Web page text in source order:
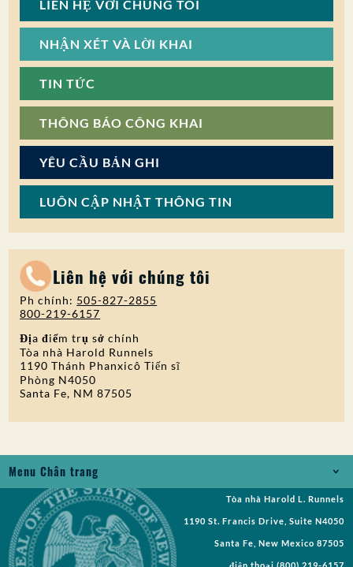
LIÊN HỆ VỚI CHÚNG TÔI
NHẬN XÉT VÀ LỜI KHAI
TIN TỨC
THÔNG BÁO CÔNG KHAI
YÊU CẦU BẢN GHI
LUÔN CẬP NHẬT THÔNG TIN
Liên hệ với chúng tôi
Ph chính: 505-827-2855
800-219-6157
Địa điểm trụ sở chính
Tòa nhà Harold Runnels
1190 Thánh Phanxicô Tiến sĩ
Phòng N4050
Santa Fe, NM 87505
Menu Chân trang
Jobs
Yêu cầu Bản ghi
Tòa nhà Harold L. Runnels
1190 St. Francis Drive, Suite N4050
Santa Fe, New Mexico 87505